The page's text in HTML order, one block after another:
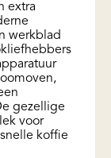
extra
werkblad
gezellige
voor
koffie